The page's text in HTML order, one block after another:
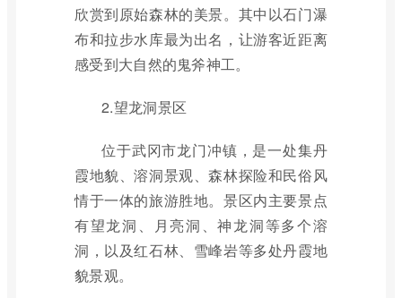
欣赏到原始森林的美景。其中以石门瀑
布和拉步水库最为出名，让游客近距离
感受到大自然的鬼斧神工。
2.望龙洞景区
位于武冈市龙门冲镇，是一处集丹
霞地貌、溶洞景观、森林探险和民俗风
情于一体的旅游胜地。景区内主要景点
有望龙洞、月亮洞、神龙洞等多个溶
洞，以及红石林、雪峰岩等多处丹霞地
貌景观。